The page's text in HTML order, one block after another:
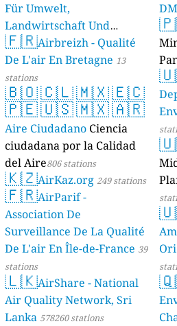
Für Umwelt,
Landwirtschaft Und
Geologie) 50 stations
🇫🇷Airbreizh - Qualité
De L'air En Bretagne 13
stations
🇧🇴🇨🇱🇲🇽🇪🇨
🇵🇪🇺🇸🇲🇽🇦🇷
Aire Ciudadano Ciencia
ciudadana por la Calidad
del Aire806 stations
🇰🇿AirKaz.org 249 stations
🇫🇷AirParif -
Association De
Surveillance De La Qualité
De L'air En Île-de-France 39
stations
🇱🇰AirShare - National
Air Quality Network, Sri
Lanka 578260 stations